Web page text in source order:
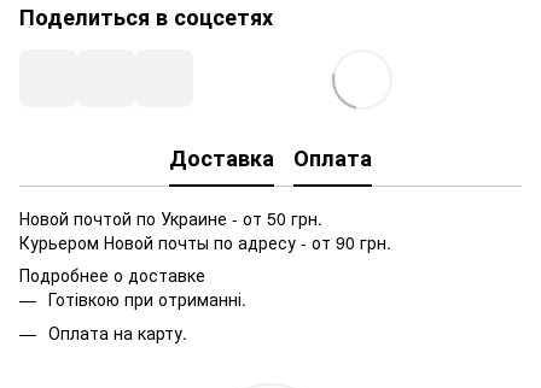
Поделиться в соцсетях
Доставка Оплата
Новой почтой по Украине - от 50 грн.
Курьером Новой почты по адресу - от 90 грн.
Подробнее о доставке
Готівкою при отриманні.
Оплата на карту.